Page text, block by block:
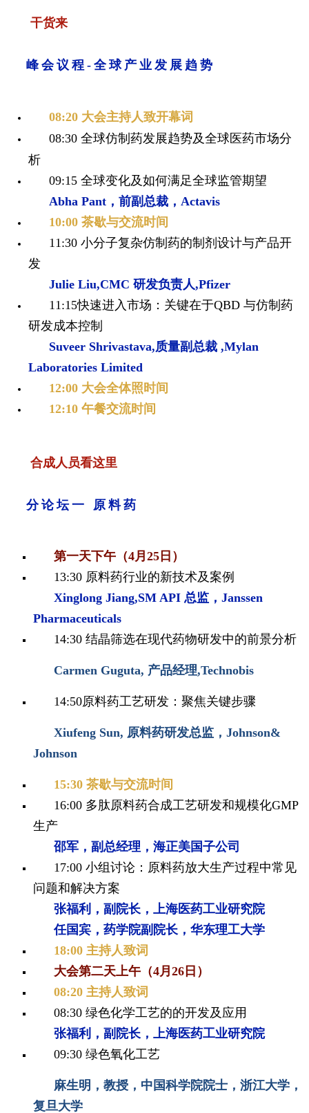
干货来
峰会议程-全球产业发展趋势
08:20 大会主持人致开幕词
08:30 全球仿制药发展趋势及全球医药市场分
析
09:15 全球变化及如何满足全球监管期望
Abha Pant，前副总裁，Actavis
10:00 茶歇与交流时间
11:30 小分子复杂仿制药的制剂设计与产品开
发
Julie Liu,CMC 研发负责人,Pfizer
11:15快速进入市场：关键在于QBD 与仿制药
研发成本控制
Suveer Shrivastava,质量副总裁 ,Mylan
Laboratories Limited
12:00 大会全体照时间
12:10 午餐交流时间
合成人员看这里
分论坛一 原料药
第一天下午（4月25日）
13:30 原料药行业的新技术及案例
Xinglong Jiang,SM API 总监，Janssen
Pharmaceuticals
14:30 结晶筛选在现代药物研发中的前景分析
Carmen Guguta, 产品经理,Technobis
14:50原料药工艺研发：聚焦关键步骤
Xiufeng Sun, 原料药研发总监，Johnson&
Johnson
15:30 茶歇与交流时间
16:00 多肽原料药合成工艺研发和规模化GMP
生产
邵军，副总经理，海正美国子公司
17:00 小组讨论：原料药放大生产过程中常见
问题和解决方案
张福利，副院长，上海医药工业研究院
任国宾，药学院副院长，华东理工大学
18:00 主持人致词
大会第二天上午（4月26日）
08:20 主持人致词
08:30 绿色化学工艺的的开发及应用
张福利，副院长，上海医药工业研究院
09:30 绿色氧化工艺
麻生明，教授，中国科学院院士，浙江大学，
复旦大学